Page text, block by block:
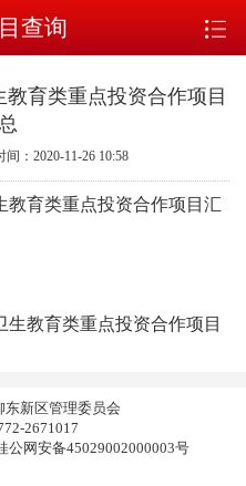
查询
育类重点投资合作项目
：2020-11-26 10:58
育类重点投资合作项目汇
生教育类重点投资合作项目
东新区管理委员会
2671017
公网安备45029002000003号